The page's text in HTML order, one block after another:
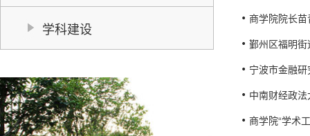
学科建设
商学院院长
鄞州区福明
宁波市金融
中南财经政
商学院“学术